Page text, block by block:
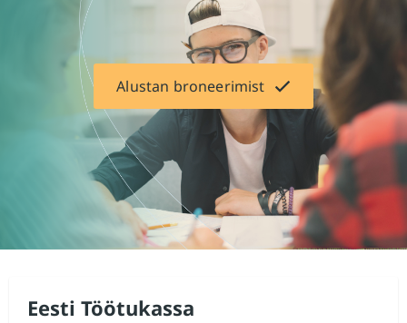
Alustan broneerimist
Eesti Töötukassa